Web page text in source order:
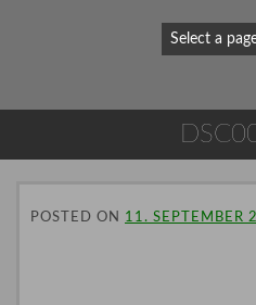
POSTED ON 11. SEPTEMBER